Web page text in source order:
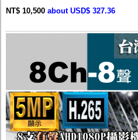
NT$ 10,500 about USD$ 327.36